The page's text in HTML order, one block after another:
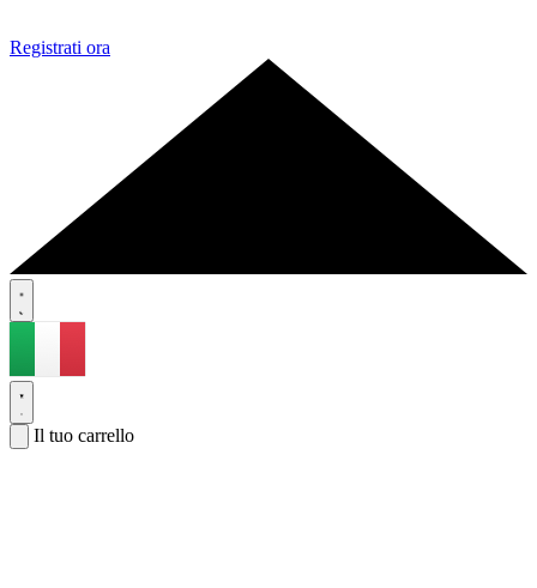
Registrati ora
Il tuo carrello